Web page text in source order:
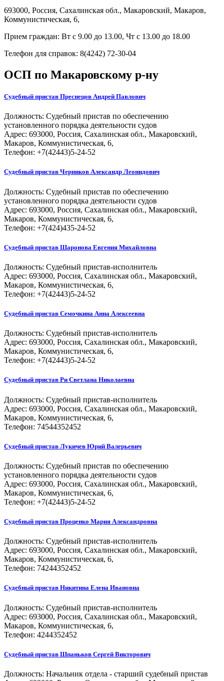
693000, Россия, Сахалинская обл., Макаровский, Макаров,
Коммунистическая, 6,
Прием граждан: Вт с 9.00 до 13.00, Чт с 13.00 до 18.00
Телефон для справок: 8(4242) 72-30-04
ОСП по Макаровскому р-ну
Судебный пристав Преснецов Андрей Павлович
Должность: Судебный пристав по обеспечению
установленного порядка деятельности судов
Адрес: 693000, Россия, Сахалинская обл., Макаровский,
Макаров, Коммунистическая, 6,
Телефон: +7(42443)5-24-52
Судебный пристав Черников Александр Леонидович
Должность: Судебный пристав по обеспечению
установленного порядка деятельности судов
Адрес: 693000, Россия, Сахалинская обл., Макаровский,
Макаров, Коммунистическая, 6,
Телефон: +7(424)435-24-52
Судебный пристав Шаронова Евгения Михайловна
Должность: Судебный пристав-исполнитель
Адрес: 693000, Россия, Сахалинская обл., Макаровский,
Макаров, Коммунистическая, 6,
Телефон: +7(42443)5-24-52
Судебный пристав Семочкина Анна Алексеевна
Должность: Судебный пристав-исполнитель
Адрес: 693000, Россия, Сахалинская обл., Макаровский,
Макаров, Коммунистическая, 6,
Телефон: +7(42443)5-24-52
Судебный пристав Ри Светлана Николаевна
Должность: Судебный пристав-исполнитель
Адрес: 693000, Россия, Сахалинская обл., Макаровский,
Макаров, Коммунистическая, 6,
Телефон: 74544352452
Судебный пристав Лукичев Юрий Валерьевич
Должность: Судебный пристав по обеспечению
установленного порядка деятельности судов
Адрес: 693000, Россия, Сахалинская обл., Макаровский,
Макаров, Коммунистическая, 6,
Телефон: +7(42443)5-24-52
Судебный пристав Проценко Мария Александровна
Должность: Судебный пристав-исполнитель
Адрес: 693000, Россия, Сахалинская обл., Макаровский,
Макаров, Коммунистическая, 6,
Телефон: 74244352452
Судебный пристав Никитина Елена Ивановна
Должность: Судебный пристав-исполнитель
Адрес: 693000, Россия, Сахалинская обл., Макаровский,
Макаров, Коммунистическая, 6,
Телефон: 4244352452
Судебный пристав Шпаньков Сергей Викторович
Должность: Начальник отдела - старший судебный пристав